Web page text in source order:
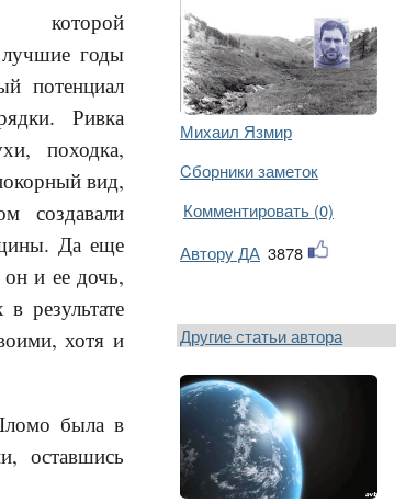
лучшие годы
потенциал
Ривка
походка,
вид,
создавали
Да еще
и ее дочь,
результате
хотя и
была в
оставшись
Михаил Язмир
Cборники заметок
Комментировать (0)
Автору ДА 3878
Другие статьи автора